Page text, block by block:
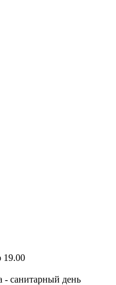
19.00
- санитарный день